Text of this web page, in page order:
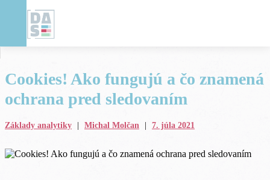
Cookies! Ako fungujú a čo znamená
ochrana pred sledovaním
Základy analytiky Michal Molčan 7. júla 2021